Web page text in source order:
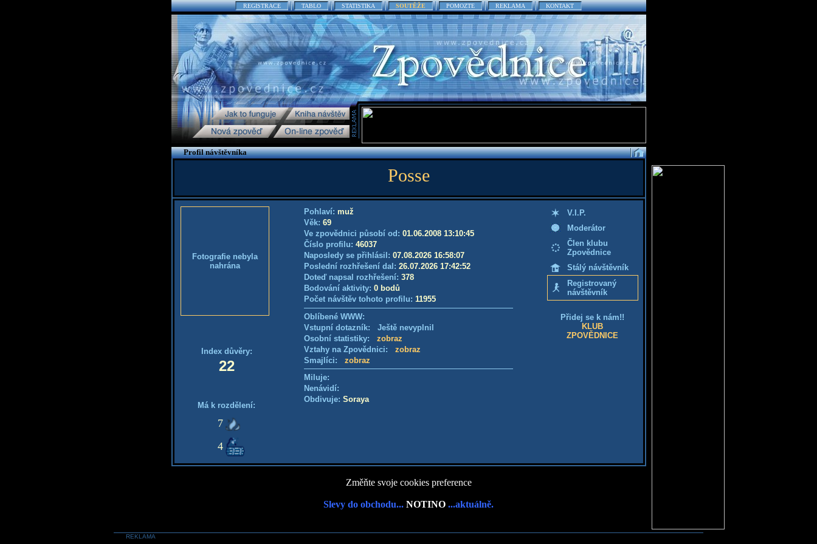
REGISTRACE TABLO STATISTIKA SOUTĚŽE POMOZTE REKLAMA KONTAKT
Profil návštěvníka
Posse
Fotografie nebyla
nahrána
Index důvěry:
22
Má k rozdělení:
7
4
Pohlaví: muž
Věk: 69
Ve zpovědnici působí od: 01.06.2008 13:10:45
Číslo profilu: 46037
Naposledy se přihlásil: 07.08.2026 16:58:07
Poslední rozhřešení dal: 26.07.2026 17:42:52
Doteď napsal rozhřešení: 378
Bodování aktivity: 0 bodů
Počet návštěv tohoto profilu: 11955
Oblíbené WWW:
Vstupní dotazník: Ještě nevyplnil
Osobní statistiky: zobraz
Vztahy na Zpovědnici: zobraz
Smajlíci: zobraz
Miluje:
Nenávidí:
Obdivuje: Soraya
V.I.P.
Moderátor
Člen klubu
Zpovědnice
Stálý návštěvník
Registrovaný
návštěvník
Přidej se k nám!!
KLUB
ZPOVĚDNICE
Změňte svoje cookies preference
Slevy do obchodu... NOTINO ...aktuálně.
REKLAMA